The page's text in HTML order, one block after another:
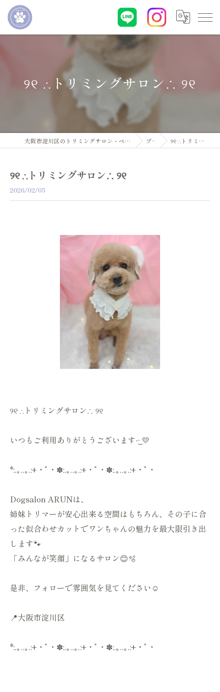
୨୧ ∴トリミングサロン∴ ୨୧
大阪市淀川区のトリミングサロン・ペットサロンならDogsalon ARUN ブログ ୨୧ ∴トリミングサロン∴ ୨୧
୨୧ ∴トリミングサロン∴ ୨୧
2026/02/05
୨୧ ∴トリミングサロン∴ ୨୧
いつもご利用ありがとうございます·͜· 💛
*:.｡..｡.:+・ﾟ・✽:.｡..｡.:+・ﾟ・✽:.｡..｡.:+・ﾟ・
Dogsalon ARUNは、
姉妹トリマーが安心出来る空間はもちろん、その子に合
った似合わせカットでワンちゃんの魅力を最大限引き出
します🐾
「みんなが笑顔」になるサロン😊🫧
是非、フォローで雰囲気を見てください☺️
📍大阪市淀川区
*:.｡..｡.:+・ﾟ・✽:.｡..｡.:+・ﾟ・✽:.｡..｡.:+・ﾟ・